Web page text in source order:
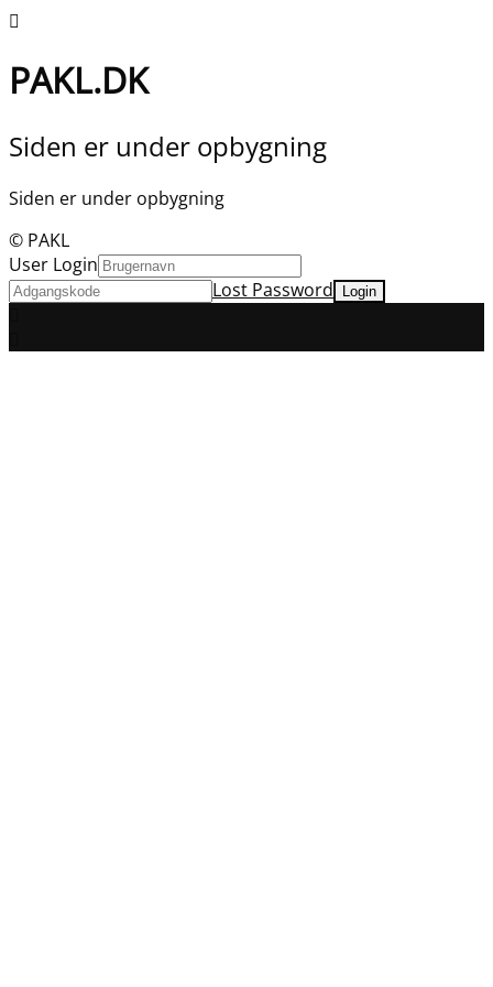
PAKL.DK
Siden er under opbygning
Siden er under opbygning
© PAKL
User Login
Lost Password